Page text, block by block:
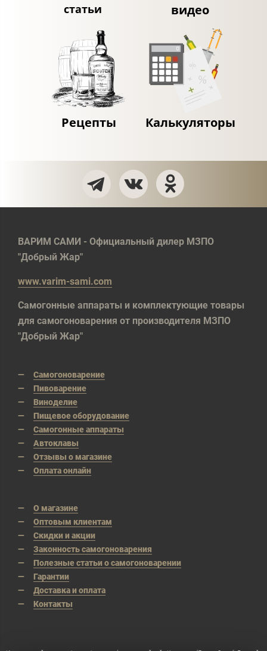
статьи
видео
Рецепты Калькуляторы
ВАРИМ САМИ - Официальный дилер МЗПО
"Добрый Жар"
www.varim-sami.com
Самогонные аппараты и комплектующие товары
для самогоноварения от производителя МЗПО
"Добрый Жар"
Самогоноварение
Пивоварение
Виноделие
Пищевое оборудование
Самогонные аппараты
Автоклавы
Отзывы о магазине
Оплата онлайн
О магазине
Оптовым клиентам
Скидки и акции
Законность самогоноварения
Полезные статьи о самогоноварении
Гарантии
Доставка и оплата
Контакты